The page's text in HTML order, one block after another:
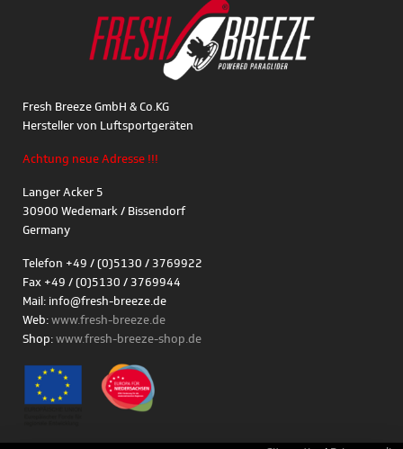
Fresh Breeze GmbH & Co.KG
Hersteller von Luftsportgeräten
Achtung neue Adresse !!!
Langer Acker 5
30900 Wedemark / Bissendorf
Germany
Telefon +49 / (0)5130 / 3769922
Fax +49 / (0)5130 / 3769944
Mail: info@fresh-breeze.de
Web:www.fresh-breeze.de
Shop:www.fresh-breeze-shop.de